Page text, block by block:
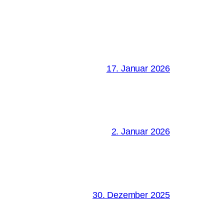
17. Januar 2026
2. Januar 2026
30. Dezember 2025